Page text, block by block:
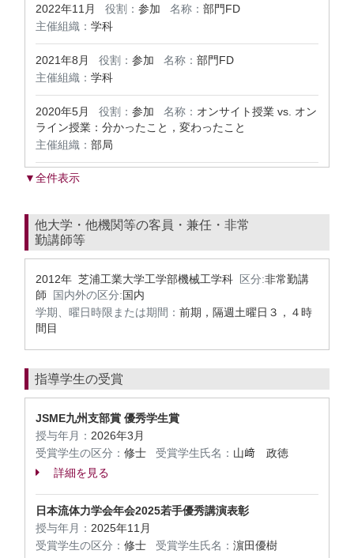
2022年11月 役割： 参加 名称： 部門FD
主催組織： 学科
2021年8月 役割： 参加 名称： 部門FD
主催組織： 学科
2020年5月 役割： 参加 名称： オンサイト授業 vs. オン
ライン授業：分かったこと，変わったこと
主催組織： 部局
▼全件表示
他大学・他機関等の客員・兼任・非常
勤講師等
2012年 芝浦工業大学工学部機械工学科 区分:非常勤講
師
国内外の区分:国内
学期、曜日時限または期間： 前期，隔週土曜日３，４時
間目
指導学生の受賞
JSME九州支部賞 優秀学生賞
授与年月： 2026年3月
受賞学生の区分： 修士 受賞学生氏名： 山﨑 政徳
詳細を見る
日本流体力学会年会2025若手優秀講演表彰
授与年月： 2025年11月
受賞学生の区分： 修士 受賞学生氏名： 濵田優樹